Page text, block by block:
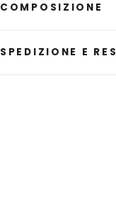
COMPOSIZIONE
SPEDIZIONE E